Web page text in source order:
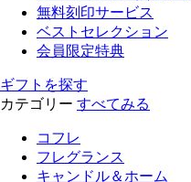
無料刻印サービス
ベストセレクション
会員限定特典
ギフトを探す
カテゴリー すべてみる
コフレ
フレグランス
キャンドル＆ホーム